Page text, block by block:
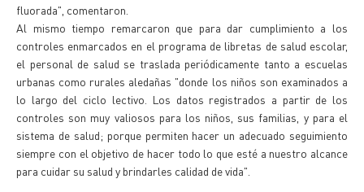
fluorada", comentaron.
Al mismo tiempo remarcaron que para dar cumplimiento a los
controles enmarcados en el programa de libretas de salud escolar,
el personal de salud se traslada periódicamente tanto a escuelas
urbanas como rurales aledañas "donde los niños son examinados a
lo largo del ciclo lectivo. Los datos registrados a partir de los
controles son muy valiosos para los niños, sus familias, y para el
sistema de salud; porque permiten hacer un adecuado seguimiento
siempre con el objetivo de hacer todo lo que esté a nuestro alcance
para cuidar su salud y brindarles calidad de vida".